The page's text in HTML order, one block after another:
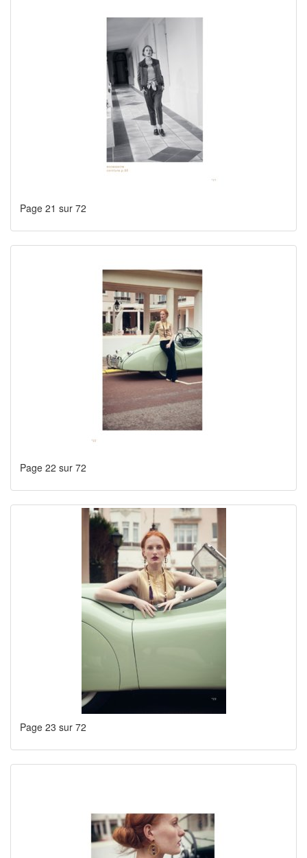
Page 21 sur 72
Page 22 sur 72
Page 23 sur 72